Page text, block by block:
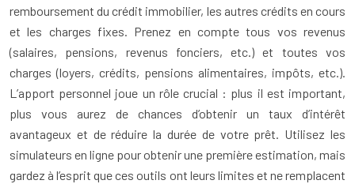
remboursement du crédit immobilier, les autres crédits en cours
et les charges fixes. Prenez en compte tous vos revenus
(salaires, pensions, revenus fonciers, etc.) et toutes vos
charges (loyers, crédits, pensions alimentaires, impôts, etc.).
L’apport personnel joue un rôle crucial : plus il est important,
plus vous aurez de chances d’obtenir un taux d’intérêt
avantageux et de réduire la durée de votre prêt. Utilisez les
simulateurs en ligne pour obtenir une première estimation, mais
gardez à l’esprit que ces outils ont leurs limites et ne remplacent